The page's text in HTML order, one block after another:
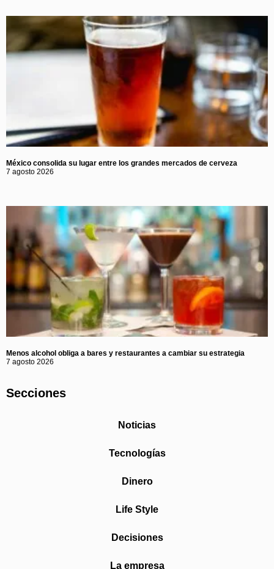
México consolida su lugar entre los grandes mercados de cerveza
7 agosto 2026
Menos alcohol obliga a bares y restaurantes a cambiar su estrategia
7 agosto 2026
Secciones
Noticias
Tecnologías
Dinero
Life Style
Decisiones
La empresa